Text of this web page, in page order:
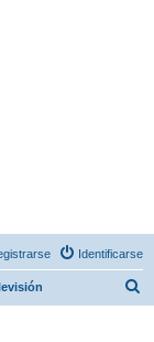
Identificarse